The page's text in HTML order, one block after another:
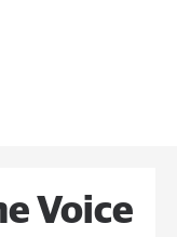
Voice